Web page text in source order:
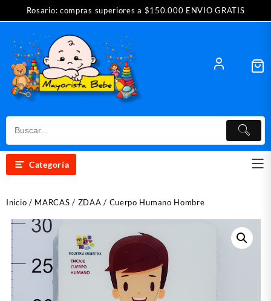
Rosario: compras superiores a $150.000 ENVIO GRATIS
Categoría
Inicio / MARCAS / ZDAA / Cuerpo Humano Hombre